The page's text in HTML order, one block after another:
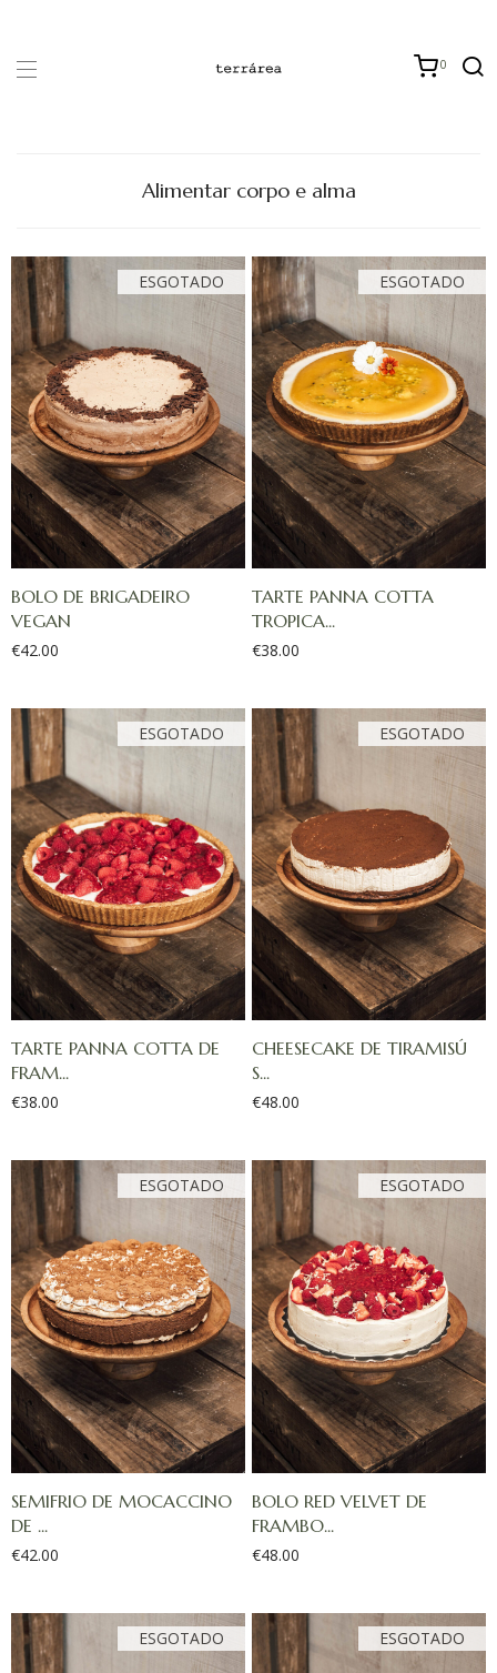
0
Alimentar corpo e alma
BOLO DE BRIGADEIRO
VEGAN
€42.00
TARTE PANNA COTTA
TROPICA...
€38.00
TARTE PANNA COTTA DE
FRAM...
€38.00
CHEESECAKE DE TIRAMISÚ
S...
€48.00
SEMIFRIO DE MOCACCINO
DE ...
€42.00
BOLO RED VELVET DE
FRAMBO...
€48.00